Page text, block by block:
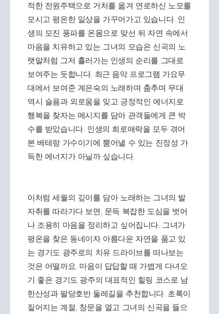
적한 전원주택으로 거처를 옮겨 연로하신 노모를
모시고 평온한 일상을 가꾸어가고 있습니다. 인
생의 모진 풍파를 온몸으로 맞선 뒤 자연 속에서
마음을 치유하고 있는 그녀의 모습은 신곡의 노
랫말처럼 그저 흘러가는 인생의 순리를 그대로
보여주는 듯합니다. 최근 음악 프로그램 가요무
대에서 보여준 계은숙의 노래하며 춤추며 무대
역시 슬픔과 외로움을 잊고 긍정적인 에너지로
행복을 찾자는 메시지를 담아 관객들에게 큰 박
수를 받았습니다. 인생의 희로애락을 모두 겪어
본 베테랑 가수이기에 뿜어낼 수 있는 진정성 가
득한 에너지가 아닐까 싶습니다.
이처럼 세월의 깊이를 담아 노래하는 그녀의 발
자취를 따라가다 보면, 문득 복잡한 도심을 벗어
나 조용히 마음을 정리하고 싶어집니다. 그녀가
평온을 찾은 동네이자 아름다운 자연을 품고 있
는 경기도 광주로의 치유 드라이브를 떠나보는
것은 어떨까요. 마음이 답답할 때 가볍게 다녀오
기 좋은 경기도 광주의 대표적인 힐링 코스로 남
한산성과 팔당호반 둘레길을 추천합니다. 초록이
짙어지는 계절, 창문을 열고 그녀의 신곡을 들으